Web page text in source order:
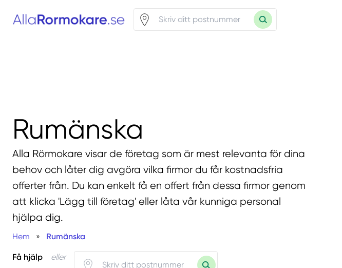
Rumänska
Alla Rörmokare visar de företag som är mest relevanta för dina
behov och låter dig avgöra vilka firmor du får kostnadsfria
offerter från. Du kan enkelt få en offert från dessa firmor genom
att klicka 'Lägg till företag' eller låta vår kunniga personal
hjälpa dig.
Hem » Rumänska
Få hjälp eller